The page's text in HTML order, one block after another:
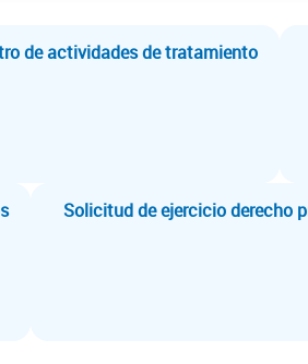
de actividades de tratamiento
Solicitud de ejercicio derecho